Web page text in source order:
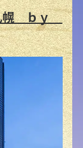
札幌 ｂｙ